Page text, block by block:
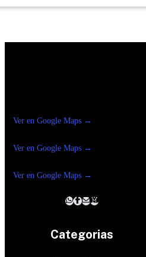
Ver en Google Maps →
Ver en Google Maps →
Ver en Google Maps →
Categorias